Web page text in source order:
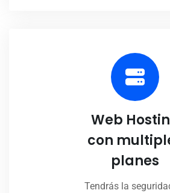
Web
con
planes
Tendrás la